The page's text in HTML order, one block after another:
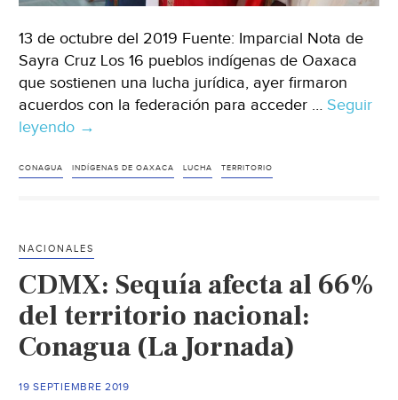
13 de octubre del 2019 Fuente: Imparcial Nota de
Sayra Cruz Los 16 pueblos indígenas de Oaxaca
que sostienen una lucha jurídica, ayer firmaron
acuerdos con la federación para acceder … Seguir
leyendo Oaxaca:
recuperan
(Imparcial)
→
CONAGUA INDÍGENAS DE OAXACA LUCHA TERRITORIO
NACIONALES
CDMX: Sequía afecta al 66%
del territorio nacional:
Conagua (La Jornada)
19 SEPTIEMBRE 2019